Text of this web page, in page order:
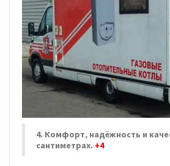
4. Комфорт, надёжность и
сантиметрах. +4